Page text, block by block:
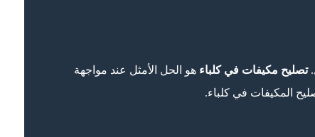
تصليح مكيفات في كلباء هو الحل الأمثل عند مواجهة
المكيفات في كلباء.